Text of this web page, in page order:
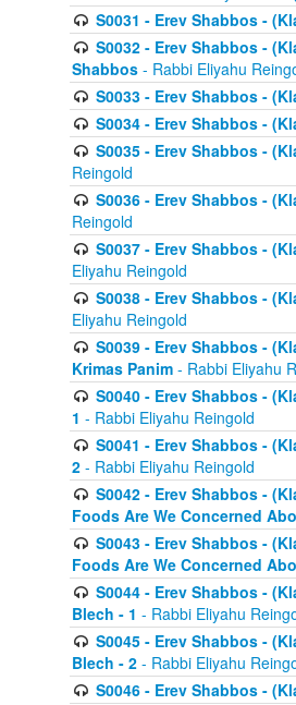
S0031 - Erev Shabbos -
S0032 - Erev Shabbos -
Shabbos - Rabbi Eliyahu
S0033 - Erev Shabbos -
S0034 - Erev Shabbos -
S0035 - Erev Shabbos -
Reingold
S0036 - Erev Shabbos -
Reingold
S0037 - Erev Shabbos -
Eliyahu Reingold
S0038 - Erev Shabbos -
Eliyahu Reingold
S0039 - Erev Shabbos -
Krimas Panim - Rabbi Eliyahu
S0040 - Erev Shabbos -
1 - Rabbi Eliyahu Reingold
S0041 - Erev Shabbos -
2 - Rabbi Eliyahu Reingold
S0042 - Erev Shabbos -
Foods Are We Concerned
S0043 - Erev Shabbos -
Foods Are We Concerned
S0044 - Erev Shabbos -
Blech - 1 - Rabbi Eliyahu
S0045 - Erev Shabbos -
Blech - 2 - Rabbi Eliyahu
S0046 - Erev Shabbos -